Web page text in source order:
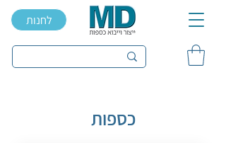
לחנות
כספות